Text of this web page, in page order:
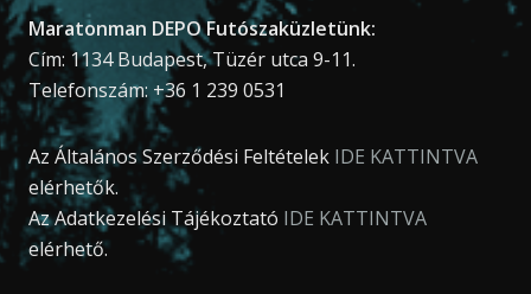
Maratonman DEPO Futószaküzletünk:
Cím: 1134 Budapest, Tüzér utca 9-11.
Telefonszám: +36 1 239 0531
Az Általános Szerződési Feltételek IDE KATTINTVA
elérhetők.
Az Adatkezelési Tájékoztató IDE KATTINTVA
elérhető.